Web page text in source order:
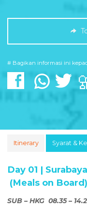
# Bagikan informasi ini
Itinerary Syarat &
Day 01 |
(Meals on Board)
SUB – HKG 08.35 –